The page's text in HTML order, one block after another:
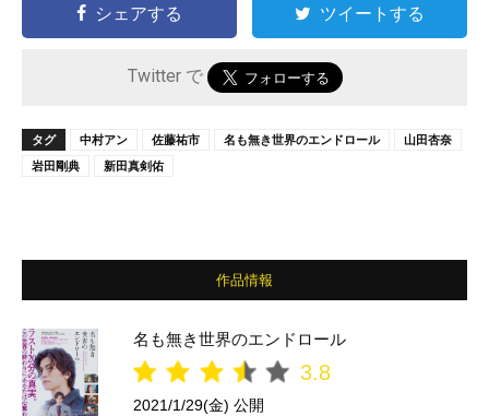
シェアする ツイートする
Twitter で
タグ 中村アン 佐藤祐市 名も無き世界のエンドロール
山田杏奈
岩田剛典
新田真剣佑
作品情報
名も無き世界のエンドロール
3.8
2021/1/29(金) 公開